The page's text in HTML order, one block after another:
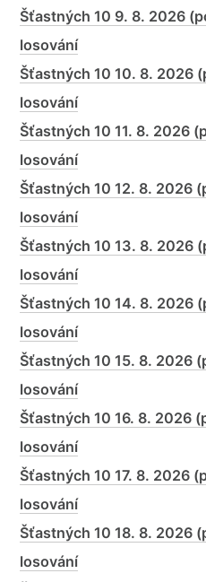
Šťastných 10 9. 8. 2026
losování
Šťastných 10 10. 8. 2026
losování
Šťastných 10 11. 8. 2026
losování
Šťastných 10 12. 8. 2026
losování
Šťastných 10 13. 8. 2026
losování
Šťastných 10 14. 8. 2026
losování
Šťastných 10 15. 8. 2026
losování
Šťastných 10 16. 8. 2026
losování
Šťastných 10 17. 8. 2026
losování
Šťastných 10 18. 8. 2026
losování